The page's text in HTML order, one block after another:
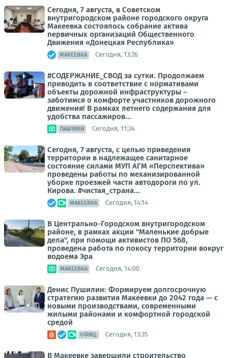
Сегодня, 7 августа, в Советском
внутригородском районе городского округа
Макеевка состоялось собрание актива
первичных организаций Общественного
Движения «Донецкая Республика»
МАКЕЕВКА Сегодня, 13:26
#СОДЕРЖАНИЕ_СВОД за сутки. Продолжаем
приводить в соответствие с нормативами
объекты дорожной инфраструктуры –
заботимся о комфорте участников дорожного
движения! В рамках летнего содержания для
удобства пассажиров...
ПАБЛИКИ Сегодня, 11:24
Сегодня, 7 августа, с целью приведения
территории в надлежащее санитарное
состояние силами МУП АГМ «Перспектива»
проведены работы по механизированной
уборке проезжей части автодороги по ул.
Кирова. #чистая_страна...
МАКЕЕВКА Сегодня, 14:14
В Центрально-Городском внутригородском
районе, в рамках акции "Маленькие добрые
дела", при помощи активистов ПО 568,
проведена работа по покосу территории вокруг
водоема Эра
МАКЕЕВКА Сегодня, 14:00
Денис Пушилин: Формируем долгосрочную
стратегию развития Макеевки до 2042 года — с
новыми производствами, современными
жилыми районами и комфортной городской
средой
ОФИЦ. Сегодня, 13:35
В Макеевке завершили строительство